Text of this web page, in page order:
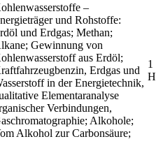
–
und Rohstoffe:
und Erdgas; Methan;
Gewinnung von
aus Erdöl;
Erdgas und
in der Energietechnik,
Elementaranalyse
Verbindungen,
Alkohole;
Alkohol zur Carbonsäure;
1